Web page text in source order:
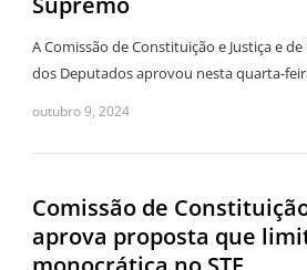
A Comissão de Constituição e Justiça e de
dos Deputados aprovou nesta quarta-
outubro 9, 2024
Comissão de
aprova proposta que